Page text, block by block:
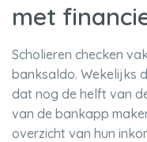
met
Scholieren checken
banksaldo. Wekelijks
dat nog de helft van
van de bankapp
overzicht van hun